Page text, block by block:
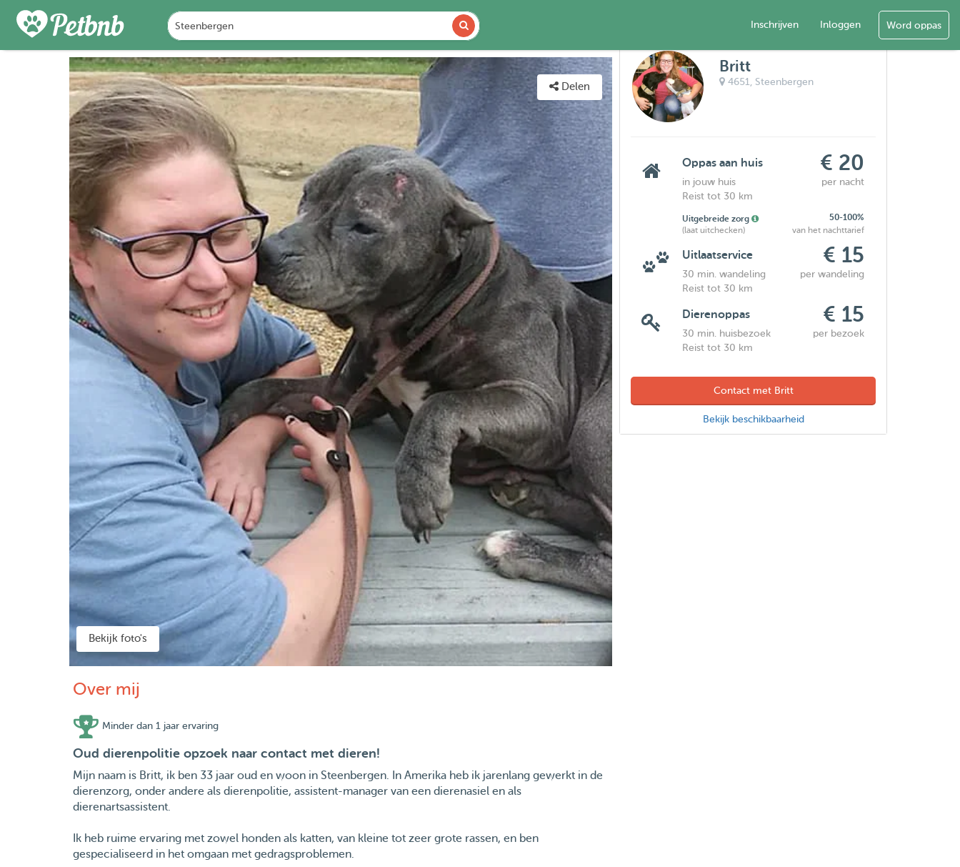
Inschrijven Inloggen Word oppas
FOTO'S DETAILS BESCHIKBAARHEID KAART
Delen
Bekijk foto's
Over mij
Minder dan 1 jaar ervaring
Oud dierenpolitie opzoek naar contact met dieren!
Mijn naam is Britt, ik ben 33 jaar oud en woon in Steenbergen. In Amerika heb ik jarenlang gewerkt in de
dierenzorg, onder andere als dierenpolitie, assistent-manager van een dierenasiel en als
dierenartsassistent.
Ik heb ruime ervaring met zowel honden als katten, van kleine tot zeer grote rassen, en ben
gespecialiseerd in het omgaan met gedragsproblemen.
Britt
4651, Steenbergen
Oppas aan huis € 20
in jouw huis
per nacht
Reist tot 30 km
Uitgebreide zorg
50-100%
(laat uitchecken)
van het nachttarief
Uitlaatservice € 15
30 min. wandeling
per wandeling
Reist tot 30 km
Dierenoppas € 15
30 min. huisbezoek
per bezoek
Reist tot 30 km
Contact met Britt
Bekijk beschikbaarheid